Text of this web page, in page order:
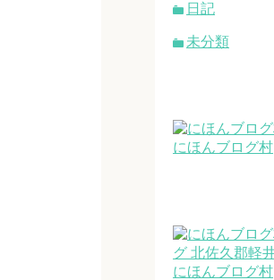
日記
未分類
にほんブログ村
にほんブログ村